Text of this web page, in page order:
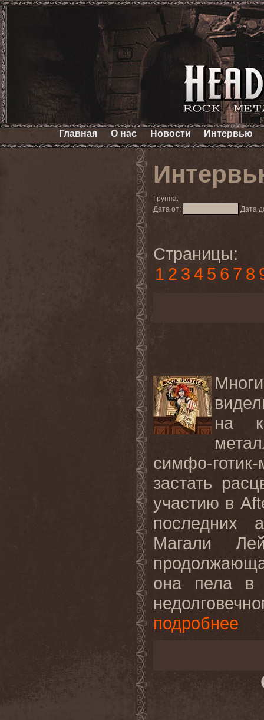
Главная О нас Новости Интервью
Группа:
Дата от:
Дата
Страницы:
1 2 3 4 5 6 7 8
на
симфо-
застать
участию в
последних
Магали
она пела в
подробнее